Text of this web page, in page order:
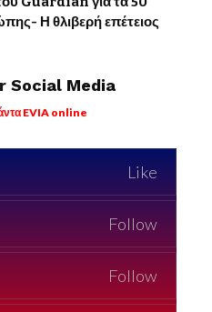
Η θλιβερή επέτειος
Social Media
EVIA online
Like
Follow
Follow